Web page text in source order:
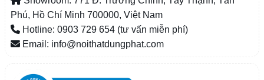
Phú, Hồ Chí Minh 700000, Việt Nam
Hotline: 0903 729 654 (tư vấn miễn phí)
Email: info@noithatdungphat.com